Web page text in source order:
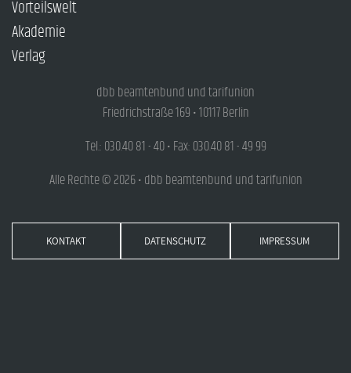
Vorteilswelt
Akademie
Verlag
dbb beamtenbund und tarifunion
Friedrichstraße 169 • 10117 Berlin
Tel.: 030.40 81 - 40 • Fax: 030.40 81 - 49 99
Alle Rechte © 2026 • dbb beamtenbund und tarifunion
KONTAKT DATENSCHUTZ IMPRESSUM